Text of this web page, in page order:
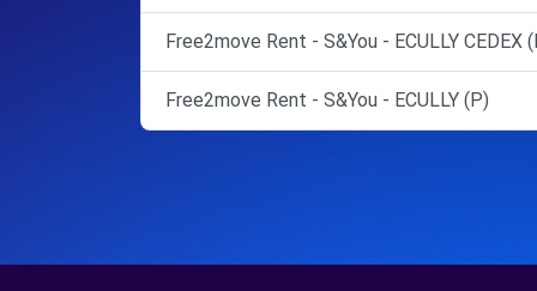
Free2move Rent - S&You - ECULLY CEDEX
Free2move Rent - S&You - ECULLY (P)